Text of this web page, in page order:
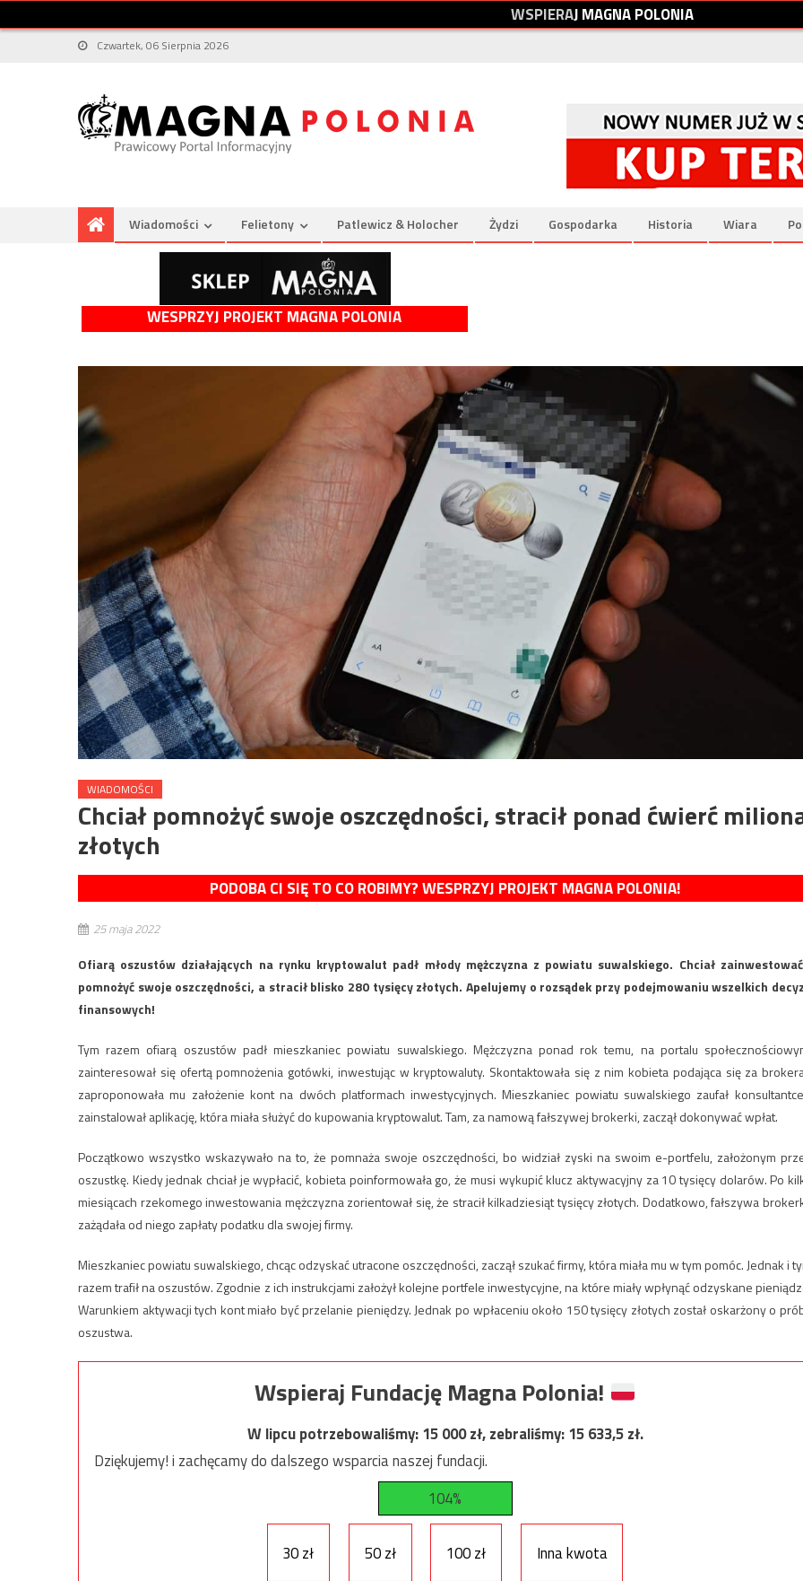
WSPIERAJMAGNAPOLONIA
Czwartek, 06 Sierpnia 2026
Wiadomości Felietony Patlewicz & Holocher Żydzi Gospodarka Historia Wiara
WESPRZYJ PROJEKT MAGNA POLONIA
WIADOMOŚCI
Chciał pomnożyć swoje oszczędności, stracił ponad ćwierć
złotych
PODOBA CI SIĘ TO CO ROBIMY? WESPRZYJ PROJEKT MAGNA POLONIA!
25 maja 2022
Ofiarą oszustów działających na rynku kryptowalut padł młody mężczyzna z powiatu suwalskiego. Chciał
pomnożyć swoje oszczędności, a stracił blisko 280 tysięcy złotych. Apelujemy o rozsądek przy podejmowaniu wszelkich
finansowych!
Tym razem ofiarą oszustów padł mieszkaniec powiatu suwalskiego. Mężczyzna ponad rok temu, na portalu
zainteresował się ofertą pomnożenia gotówki, inwestując w kryptowaluty. Skontaktowała się z nim kobieta podająca się za
zaproponowała mu założenie kont na dwóch platformach inwestycyjnych. Mieszkaniec powiatu suwalskiego zaufał
zainstalował aplikację, która miała służyć do kupowania kryptowalut. Tam, za namową fałszywej brokerki, zaczął dokonywać wpłat.
Początkowo wszystko wskazywało na to, że pomnaża swoje oszczędności, bo widział zyski na swoim e-portfelu, założonym
oszustkę. Kiedy jednak chciał je wypłacić, kobieta poinformowała go, że musi wykupić klucz aktywacyjny za 10 tysięcy dolarów. Po
miesiącach rzekomego inwestowania mężczyzna zorientował się, że stracił kilkadziesiąt tysięcy złotych. Dodatkowo, fałszywa
zażądała od niego zapłaty podatku dla swojej firmy.
Mieszkaniec powiatu suwalskiego, chcąc odzyskać utracone oszczędności, zaczął szukać firmy, która miała mu w tym pomóc. Jednak i
razem trafił na oszustów. Zgodnie z ich instrukcjami założył kolejne portfele inwestycyjne, na które miały wpłynąć odzyskane
Warunkiem aktywacji tych kont miało być przelanie pieniędzy. Jednak po wpłaceniu około 150 tysięcy złotych został oskarżony o
oszustwa.
Wspieraj Fundację Magna Polonia!
W lipcu potrzebowaliśmy:15 000zł, zebraliśmy:15 633,5zł.
Dziękujemy! i zachęcamy do dalszego wsparcia naszej fundacji.
104%
30 zł 50 zł 100 zł
Inna kwota